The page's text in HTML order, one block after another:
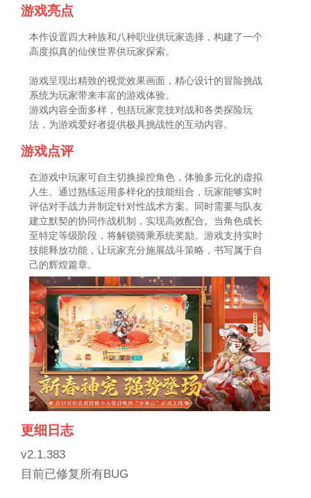
游戏亮点
本作设置四大种族和八种职业供玩家选择，构建了一个
高度拟真的仙侠世界供玩家探索。
游戏呈现出精致的视觉效果画面，精心设计的冒险挑战
系统为玩家带来丰富的游戏体验。
游戏内容全面多样，包括玩家竞技对战和各类探险玩
法，为游戏爱好者提供极具挑战性的互动内容。
游戏点评
在游戏中玩家可自主切换操控角色，体验多元化的虚拟
人生。通过熟练运用多样化的技能组合，玩家能够实时
评估对手战力并制定针对性战术方案。同时需要与队友
建立默契的协同作战机制，实现高效配合。当角色成长
至特定等级阶段，将解锁骑乘系统奖励。游戏支持实时
技能释放功能，让玩家充分施展战斗策略，书写属于自
己的辉煌篇章。
更细日志
v2.1.383
目前已修复所有BUG